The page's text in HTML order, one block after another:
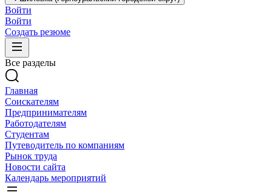
Войти
Войти
Создать резюме
Все разделы
Главная
Соискателям
Предпринимателям
Работодателям
Студентам
Путеводитель по компаниям
Рынок труда
Новости сайта
Календарь мероприятий